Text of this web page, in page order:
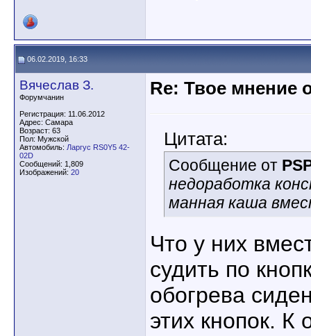
06.02.2019, 16:33
Вячеслав З.
Форумчанин
Регистрация: 11.06.2012
Адрес: Самара
Возраст: 63
Пол: Мужской
Автомобиль: Ларгус RS0Y5 42-
02D
Сообщений: 1,809
Изображений: 20
Re: Твое мнение
Цитата:
Сообщение от
недоработка
манная каша
Что у них
судить по
обогрева
этих кнопок. К